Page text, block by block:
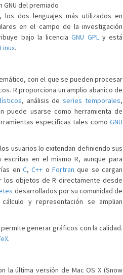
del premiado
los dos lenguajes más utilizados en
en el campo de la investigación
bajo la licenciaGNU GPLy está
.
con el que se pueden procesar
R proporciona un amplio abanico de
, análisis deseries temporales,
puede usarse como herramienta de
específicas tales como GNU
usuarios lo exitendan definiendo sus
en el mismo R, aunque para
en C,C++ o Fortran que se cargan
los objetos de R directamente desde
desarrollados por su comunidad de
y representación se amplian
generar gráficos con la calidad.
.
la última versión de Mac OS X (Snow